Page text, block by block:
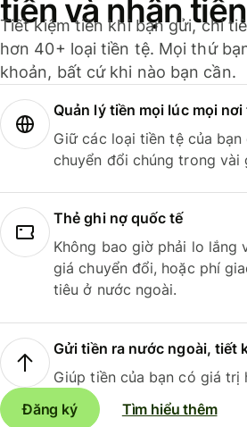
tiền và nhận tiền
Tiết kiệm tiền khi bạn gửi, chi
hơn 40+ loại tiền tệ. Mọi thứ
khoản, bất cứ khi nào bạn cần.
Quản lý tiền mọi lúc mọi
Giữ các loại tiền tệ của
chuyển đổi chúng trong vài
Thẻ ghi nợ quốc tế
Không bao giờ phải lo lắng
giá chuyển đổi, hoặc phí
tiêu ở nước ngoài.
Gửi tiền ra nước ngoài, tiết
Giúp tiền của bạn có giá trị
Đăng ký
Tìm hiểu thêm